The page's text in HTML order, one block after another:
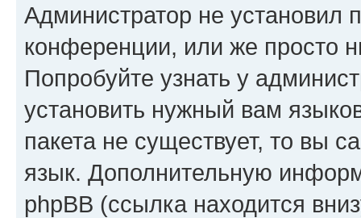
Администратор не установил
конференции, или же просто
Попробуйте узнать у
установить нужный вам
пакета не существует, то вы
язык. Дополнительную
phpBB (ссылка находится